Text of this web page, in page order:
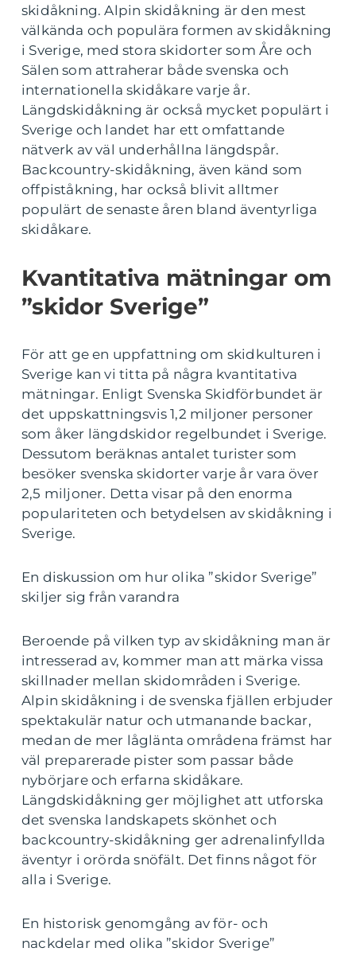
skidåkning. Alpin skidåkning är den mest
välkända och populära formen av skidåkning
i Sverige, med stora skidorter som Åre och
Sälen som attraherar både svenska och
internationella skidåkare varje år.
Längdskidåkning är också mycket populärt i
Sverige och landet har ett omfattande
nätverk av väl underhållna längdspår.
Backcountry-skidåkning, även känd som
offpiståkning, har också blivit alltmer
populärt de senaste åren bland äventyrliga
skidåkare.
Kvantitativa mätningar om
”skidor Sverige”
För att ge en uppfattning om skidkulturen i
Sverige kan vi titta på några kvantitativa
mätningar. Enligt Svenska Skidförbundet är
det uppskattningsvis 1,2 miljoner personer
som åker längdskidor regelbundet i Sverige.
Dessutom beräknas antalet turister som
besöker svenska skidorter varje år vara över
2,5 miljoner. Detta visar på den enorma
populariteten och betydelsen av skidåkning i
Sverige.
En diskussion om hur olika ”skidor Sverige”
skiljer sig från varandra
Beroende på vilken typ av skidåkning man är
intresserad av, kommer man att märka vissa
skillnader mellan skidområden i Sverige.
Alpin skidåkning i de svenska fjällen erbjuder
spektakulär natur och utmanande backar,
medan de mer låglänta områdena främst har
väl preparerade pister som passar både
nybörjare och erfarna skidåkare.
Längdskidåkning ger möjlighet att utforska
det svenska landskapets skönhet och
backcountry-skidåkning ger adrenalinfyllda
äventyr i orörda snöfält. Det finns något för
alla i Sverige.
En historisk genomgång av för- och
nackdelar med olika ”skidor Sverige”